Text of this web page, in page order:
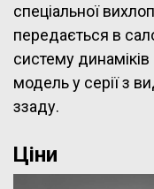
спеціальної
передається в
систему
модель у серії з
ззаду.
Ціни